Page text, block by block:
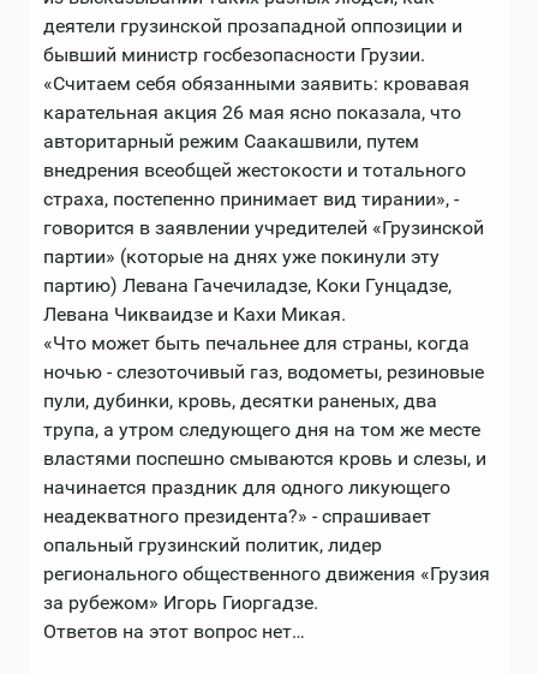
деятели грузинской прозападной оппозиции и
бывший министр госбезопасности Грузии.
«Считаем себя обязанными заявить: кровавая
карательная акция 26 мая ясно показала, что
авторитарный режим Саакашвили, путем
внедрения всеобщей жестокости и тотального
страха, постепенно принимает вид тирании», -
говорится в заявлении учредителей «Грузинской
партии» (которые на днях уже покинули эту
партию) Левана Гачечиладзе, Коки Гунцадзе,
Левана Чикваидзе и Кахи Микая.
«Что может быть печальнее для страны, когда
ночью - слезоточивый газ, водометы, резиновые
пули, дубинки, кровь, десятки раненых, два
трупа, а утром следующего дня на том же месте
властями поспешно смываются кровь и слезы, и
начинается праздник для одного ликующего
неадекватного президента?» - спрашивает
опальный грузинский политик, лидер
регионального общественного движения «Грузия
за рубежом» Игорь Гиоргадзе.
Ответов на этот вопрос нет…